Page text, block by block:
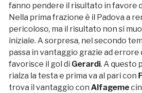
fanno pendere il risultato in favore
Nella prima frazione è il Padova a
pericoloso, ma il risultato non si
iniziale. A sorpresa, nel secondo
passa in vantaggio grazie ad errore
favorisce il gol di Gerardi. A questo
rialza la testa e prima va al pari con
trova il vantaggio con Alfageme